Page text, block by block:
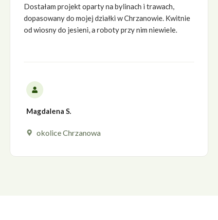
Dostałam projekt oparty na bylinach i trawach,
dopasowany do mojej działki w Chrzanowie. Kwitnie
od wiosny do jesieni, a roboty przy nim niewiele.
Magdalena S.
okolice Chrzanowa